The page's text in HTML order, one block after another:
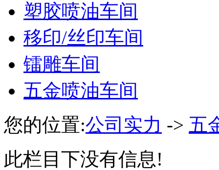
塑胶喷油车间
移印/丝印车间
镭雕车间
五金喷油车间
您的位置:公司实力 -> 五
此栏目下没有信息!